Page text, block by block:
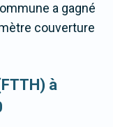
a gagné
couverture
à